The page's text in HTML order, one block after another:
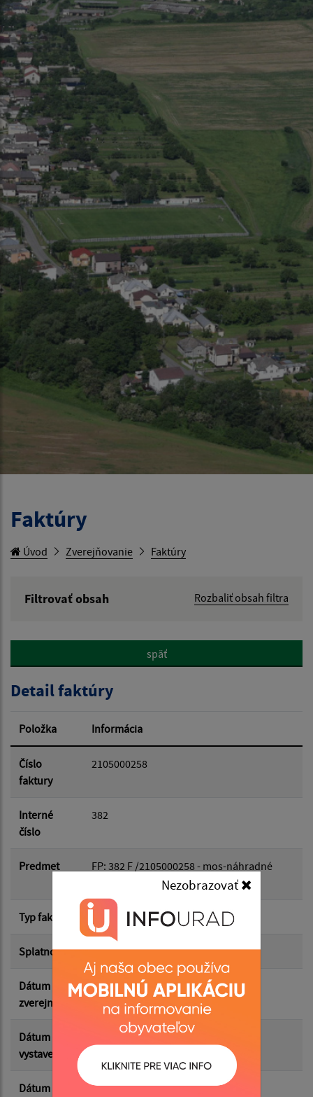
Nezobrazovať
Faktúry
Úvod Zverejňovanie Faktúry
Filtrovať obsah
Rozbaliť obsah filtra
Hľadať v:
Dátum od:
Dátum do:
Suma od:
Filtrovať Reset
späť
Detail faktúry
Položka Informácia
Číslo
faktury
2105000258
Interné
číslo
382
Predmet
FP: 382 F /2105000258 - mos-náhradné
Typ faktúry dodávateľská
Splatnosť 03.09.2025
Dátum
zverejnenia
11.09.2025
Dátum
vystavenia
20.08.2025
Dátum 26.08.2025